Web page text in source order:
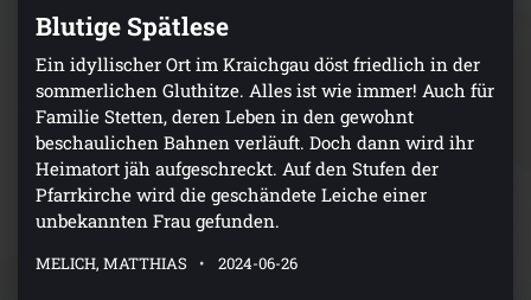
Blutige Spätlese
Ein idyllischer Ort im Kraichgau döst friedlich in der
sommerlichen Gluthitze. Alles ist wie immer! Auch für
Familie Stetten, deren Leben in den gewohnt
beschaulichen Bahnen verläuft. Doch dann wird ihr
Heimatort jäh aufgeschreckt. Auf den Stufen der
Pfarrkirche wird die geschändete Leiche einer
unbekannten Frau gefunden.
MELICH, MATTHIAS 2024-06-26